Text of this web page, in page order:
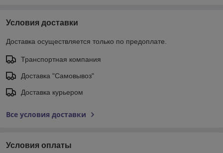
Условия доставки
Доставка осуществляется только по предоплате.
Транспортная компания
Доставка "Самовывоз"
Доставка курьером
Все условия доставки
Условия оплаты